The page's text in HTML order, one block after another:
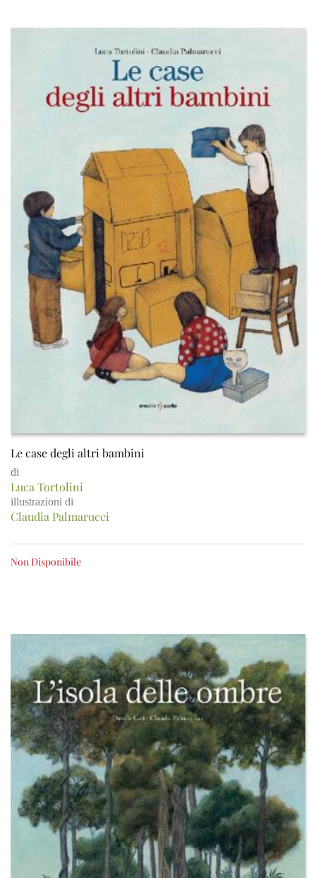
Le case degli altri bambini
di
Luca Tortolini
illustrazioni di
Claudia Palmarucci
Non Disponibile